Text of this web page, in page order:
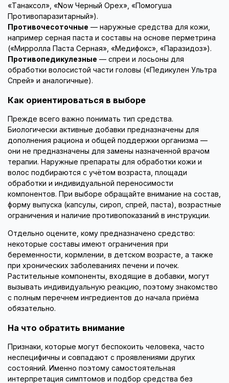
«Танаксол», «Now Черный Орех», «Помогуша
Противопаразитарный»).
Противочесоточные — наружные средства для кожи,
например серная паста и составы на основе перметрина
(«Мирролла Паста Серная», «Медифокс», «Паразидоз»).
Противопедикулезные — спреи и лосьоны для
обработки волосистой части головы («Педикулен Ультра
Спрей» и аналогичные).
Как ориентироваться в выборе
Прежде всего важно понимать тип средства.
Биологически активные добавки предназначены для
дополнения рациона и общей поддержки организма —
они не предназначены для замены назначенной врачом
терапии. Наружные препараты для обработки кожи и
волос подбираются с учётом возраста, площади
обработки и индивидуальной переносимости
компонентов. При выборе обращайте внимание на состав,
форму выпуска (капсулы, сироп, спрей, паста), возрастные
ограничения и наличие противопоказаний в инструкции.
Отдельно оцените, кому предназначено средство:
некоторые составы имеют ограничения при
беременности, кормлении, в детском возрасте, а также
при хронических заболеваниях печени и почек.
Растительные компоненты, входящие в добавки, могут
вызывать индивидуальную реакцию, поэтому знакомство
с полным перечнем ингредиентов до начала приёма
обязательно.
На что обратить внимание
Признаки, которые могут беспокоить человека, часто
неспецифичны и совпадают с проявлениями других
состояний. Именно поэтому самостоятельная
интерпретация симптомов и подбор средства без